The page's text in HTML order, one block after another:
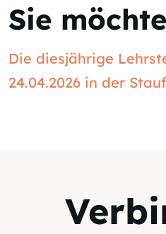
Sie
Die diesjährige
24.04.2026 in der